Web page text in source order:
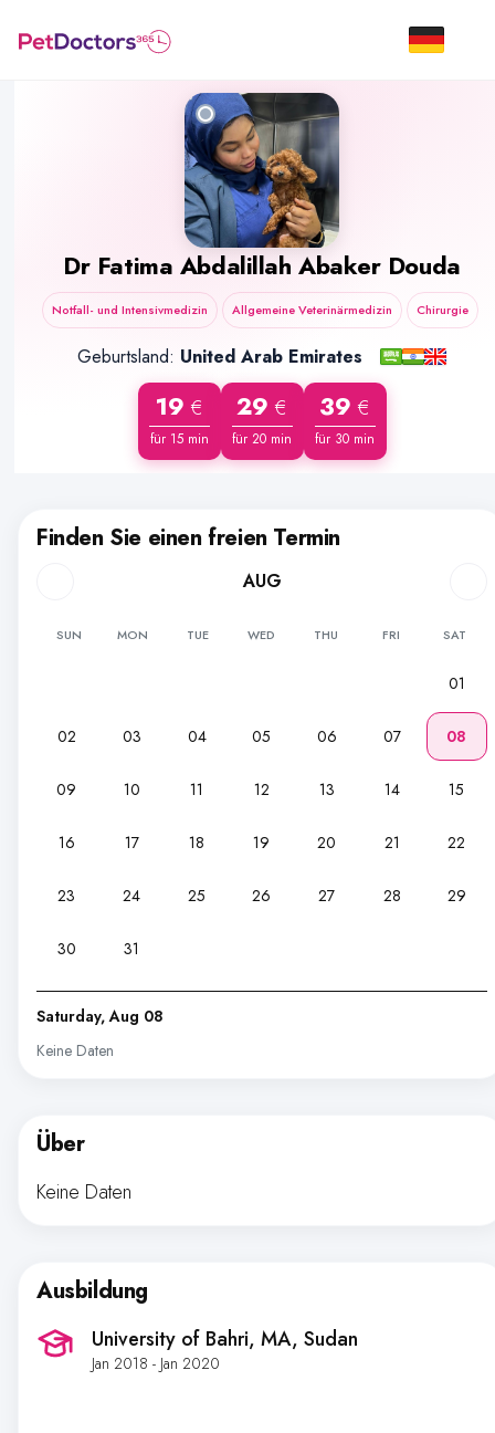
Dr Fatima Abdalillah Abaker Douda
Notfall- und Intensivmedizin Allgemeine Veterinärmedizin Chirurgie
Geburtsland: United Arab Emirates
19 €
für 15 min
29 €
für 20 min
39 €
für 30 min
Finden Sie einen freien Termin
AUG
SUN MON TUE WED THU FRI SAT
01
02 03 04 05 06 07 08
09 10 11 12 13 14 15
16 17 18 19 20 21 22
23 24 25 26 27 28 29
30 31
Saturday, Aug 08
Keine Daten
Über
Keine Daten
Ausbildung
University of Bahri, MA, Sudan
Jan 2018 - Jan 2020